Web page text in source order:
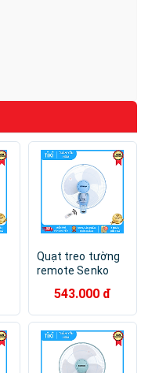
Quạt treo tường
remote Senko
- TR1428 - Giao
màu ngẫu nhiên
543.000 đ